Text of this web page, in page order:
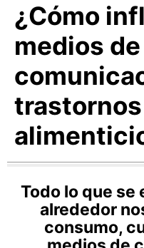
¿Cómo
medios de
trastornos
Todo lo que se
alrededor
consumo,